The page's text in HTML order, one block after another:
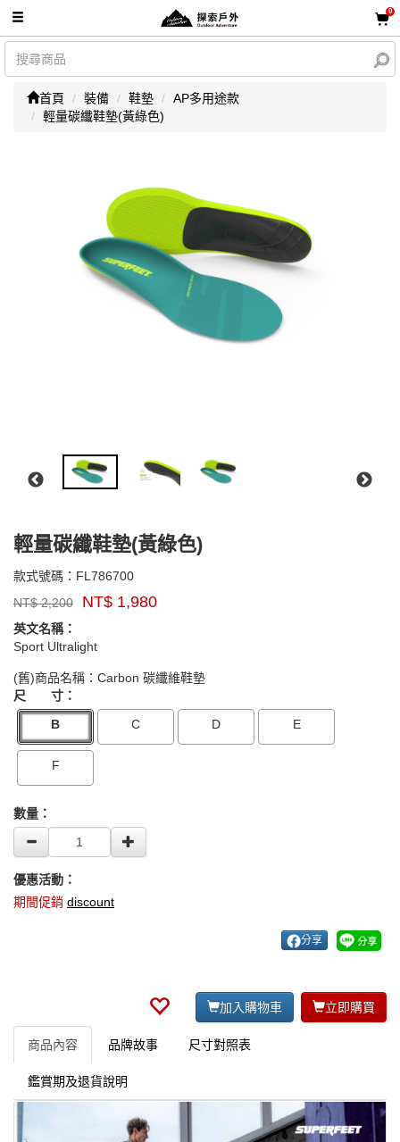
0
首頁 裝備 鞋墊
AP多用途款
輕量碳纖鞋墊(黃綠色)
輕量碳纖鞋墊(黃綠色)
款式號碼： FL786700FL786700
牌：
SUPERfeet
NT$2,200 NT$ 1,980
英文名稱：
Sport Ultralight
(舊)商品名稱：Carbon 碳纖維鞋墊GOODS000000000000006241747
尺 寸：
B
C D E
F
數量：
優惠活動：
期間促銷 discount
分享
加入購物車 立即購買
商品內容 品牌故事 尺寸對照表
鑑賞期及退貨說明